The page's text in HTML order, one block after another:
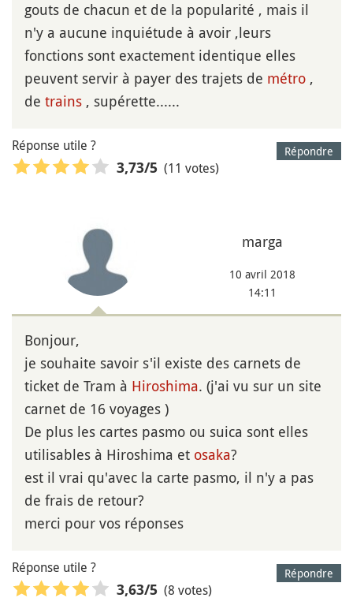
gouts de chacun et de la popularité , mais il
n'y a aucune inquiétude à avoir ,leurs
fonctions sont exactement identique elles
peuvent servir à payer des trajets de métro ,
de trains , supérette......
Répondre
Réponse utile ?
3,73/5 (11 votes)
marga
10 avril 2018
14:11
Bonjour,
je souhaite savoir s'il existe des carnets de
ticket de Tram à Hiroshima. (j'ai vu sur un site
carnet de 16 voyages )
De plus les cartes pasmo ou suica sont elles
utilisables à Hiroshima et osaka?
est il vrai qu'avec la carte pasmo, il n'y a pas
de frais de retour?
merci pour vos réponses
Répondre
Réponse utile ?
3,63/5 (8 votes)